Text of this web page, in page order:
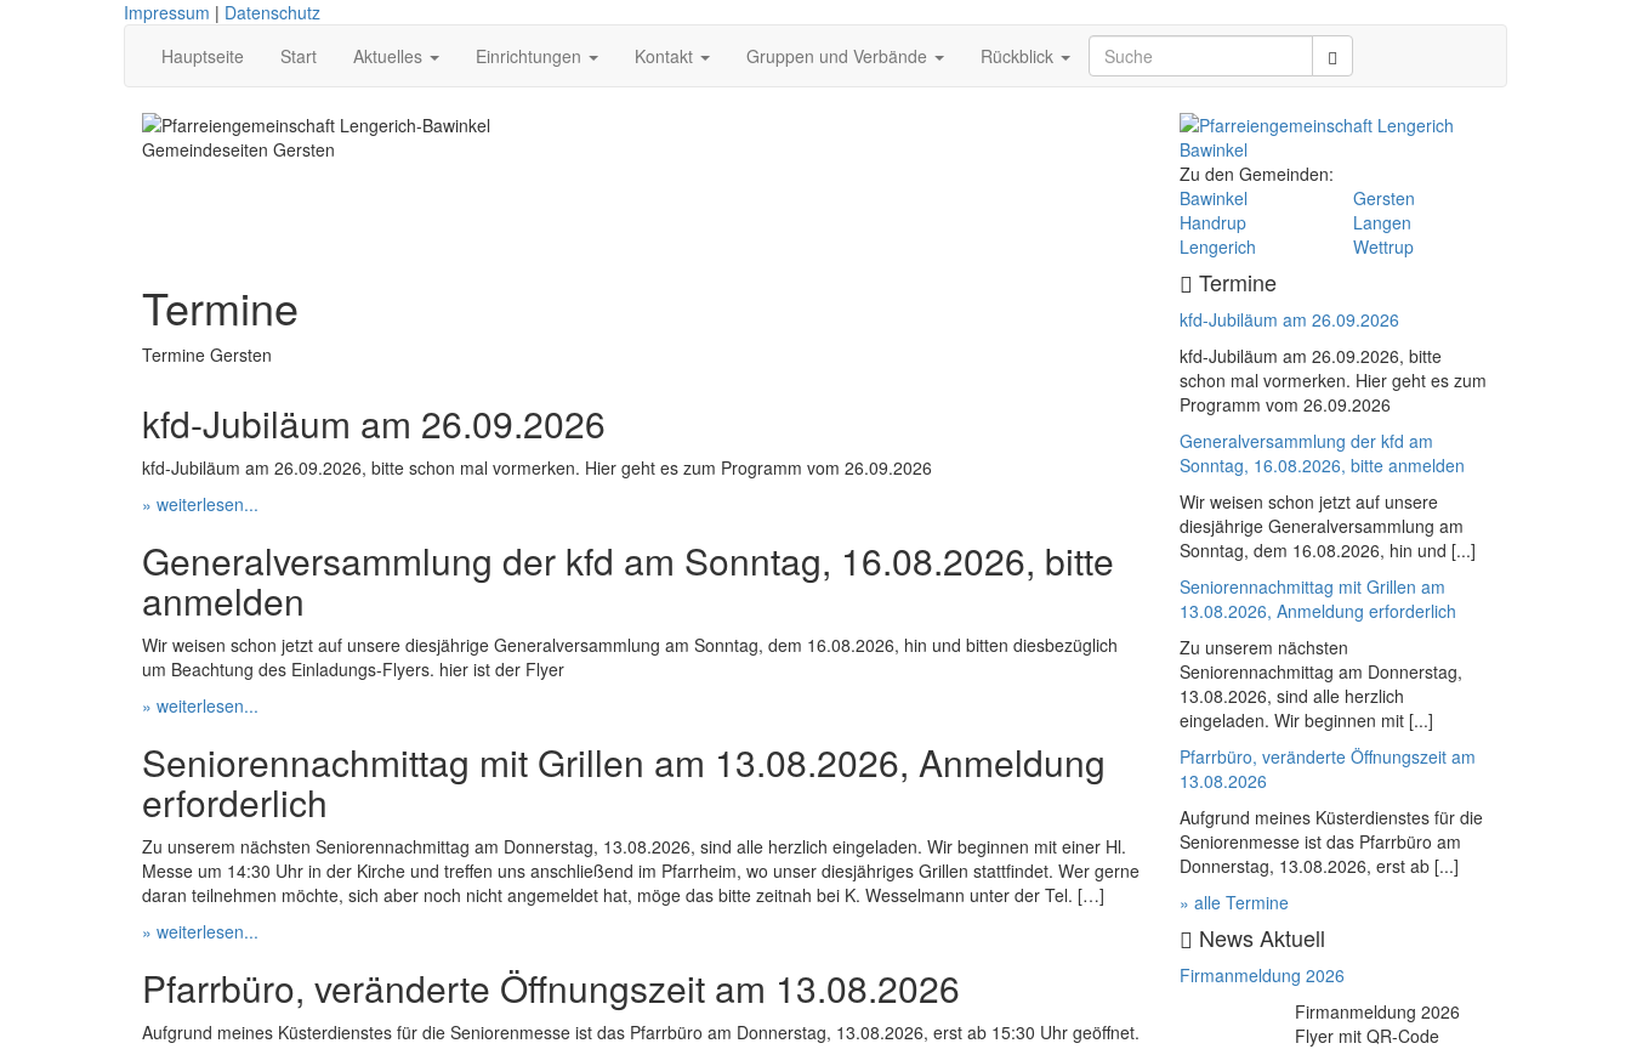
Impressum | Datenschutz
Hauptseite
Start Aktuelles Einrichtungen Kontakt Gruppen und Verbände Rückblick
Gemeindeseiten Gersten
Zu den Gemeinden:
Bawinkel
Gersten
Handrup
Langen
Lengerich
Wettrup
Termine
Termine Gersten
kfd-Jubiläum am 26.09.2026
kfd-Jubiläum am 26.09.2026, bitte schon mal vormerken. Hier geht es zum Programm vom 26.09.2026
» weiterlesen...
Generalversammlung der kfd am Sonntag, 16.08.2026, bitte
anmelden
Wir weisen schon jetzt auf unsere diesjährige Generalversammlung am Sonntag, dem 16.08.2026, hin und bitten diesbezüglich
um Beachtung des Einladungs-Flyers. hier ist der Flyer
» weiterlesen...
Seniorennachmittag mit Grillen am 13.08.2026, Anmeldung
erforderlich
Zu unserem nächsten Seniorennachmittag am Donnerstag, 13.08.2026, sind alle herzlich eingeladen. Wir beginnen mit einer Hl.
Messe um 14:30 Uhr in der Kirche und treffen uns anschließend im Pfarrheim, wo unser diesjähriges Grillen stattfindet. Wer gerne
daran teilnehmen möchte, sich aber noch nicht angemeldet hat, möge das bitte zeitnah bei K. Wesselmann unter der Tel. […]
» weiterlesen...
Pfarrbüro, veränderte Öffnungszeit am 13.08.2026
Aufgrund meines Küsterdienstes für die Seniorenmesse ist das Pfarrbüro am Donnerstag, 13.08.2026, erst ab 15:30 Uhr geöffnet.
Termine
kfd-Jubiläum am 26.09.2026
kfd-Jubiläum am 26.09.2026, bitte
schon mal vormerken. Hier geht es zum
Programm vom 26.09.2026
Generalversammlung der kfd am
Sonntag, 16.08.2026, bitte anmelden
Wir weisen schon jetzt auf unsere
diesjährige Generalversammlung am
Sonntag, dem 16.08.2026, hin und [...]
Seniorennachmittag mit Grillen am
13.08.2026, Anmeldung erforderlich
Zu unserem nächsten
Seniorennachmittag am Donnerstag,
13.08.2026, sind alle herzlich
eingeladen. Wir beginnen mit [...]
Pfarrbüro, veränderte Öffnungszeit am
13.08.2026
Aufgrund meines Küsterdienstes für die
Seniorenmesse ist das Pfarrbüro am
Donnerstag, 13.08.2026, erst ab [...]
» alle Termine
News Aktuell
Firmanmeldung 2026
Firmanmeldung 2026
Flyer mit QR-Code